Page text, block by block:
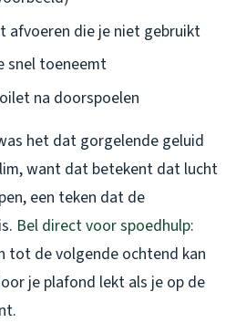
afvoeren die je niet gebruikt
snel toeneemt
na doorspoelen
het dat gorgelende geluid
want dat betekent dat lucht
een teken dat de
Bel direct voor spoedhulp:
tot de volgende ochtend kan
je plafond lekt als je op de